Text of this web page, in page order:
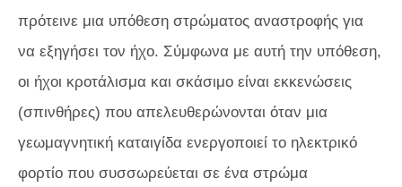
πρότεινε μια υπόθεση στρώματος αναστροφής για
να εξηγήσει τον ήχο. Σύμφωνα με αυτή την υπόθεση,
οι ήχοι κροτάλισμα και σκάσιμο είναι εκκενώσεις
(σπινθήρες) που απελευθερώνονται όταν μια
γεωμαγνητική καταιγίδα ενεργοποιεί το ηλεκτρικό
φορτίο που συσσωρεύεται σε ένα στρώμα